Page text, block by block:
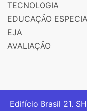
TECNOLOGIA
EDUCAÇÃO
EJA
AVALIAÇÃO
Edifício Brasil 21.